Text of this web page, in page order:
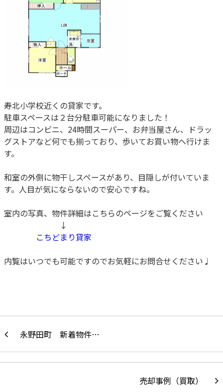
寿北小学校近くの貸家です。
駐車スペースは２台分駐車可能になりました！
周辺はコンビニ、24時間スーパー、お弁当屋さん、ドラッ
グストアなど何でも揃っており、歩いてお買い物へ行けま
す。
和室の外側に物干しスペースがあり、目隠しが付いていま
す。人目が気にならないので安心ですね。
室内の写真、物件詳細はこちらのページをご覧ください
↓
こちどまり貸家
内覧はいつでも可能ですのでお気軽にお問合せください♩
永野田町 新着物件…
売却事例（買取）